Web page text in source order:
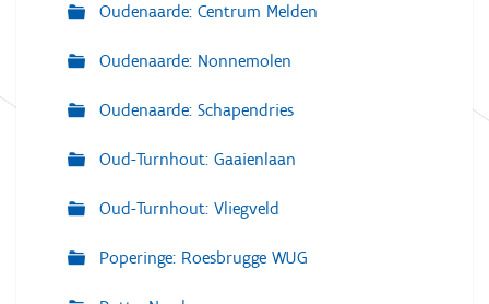
Oudenaarde: Centrum Melden
Oudenaarde: Nonnemolen
Oudenaarde: Schapendries
Oud-Turnhout: Gaaienlaan
Oud-Turnhout: Vliegveld
Poperinge: Roesbrugge WUG